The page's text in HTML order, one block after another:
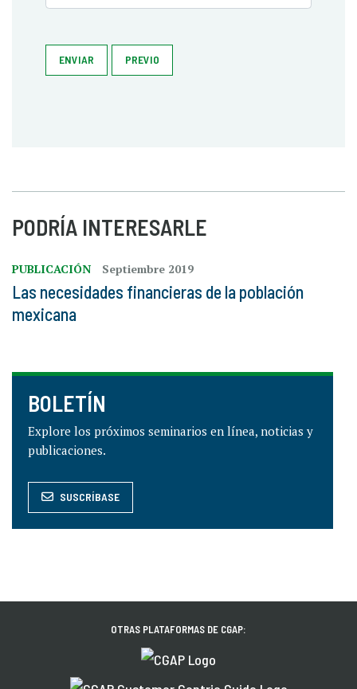
ENVIAR PREVIO
PODRÍA INTERESARLE
PUBLICACIÓN Septiembre 2019
Las necesidades financieras de la población
mexicana
BOLETÍN
Explore los próximos seminarios en línea, noticias y
publicaciones.
SUSCRÍBASE
OTRAS PLATAFORMAS DE CGAP: